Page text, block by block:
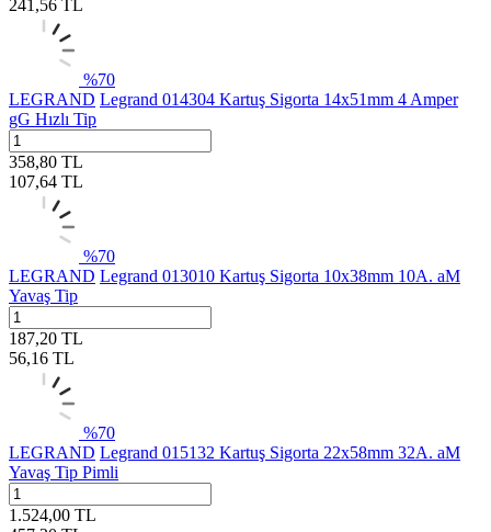
241,56 TL
%70
LEGRAND Legrand 014304 Kartuş Sigorta 14x51mm 4 Amper
gG Hızlı Tip
358,80 TL
107,64 TL
%70
LEGRAND Legrand 013010 Kartuş Sigorta 10x38mm 10A. aM
Yavaş Tip
187,20 TL
56,16 TL
%70
LEGRAND Legrand 015132 Kartuş Sigorta 22x58mm 32A. aM
Yavaş Tip Pimli
1.524,00 TL